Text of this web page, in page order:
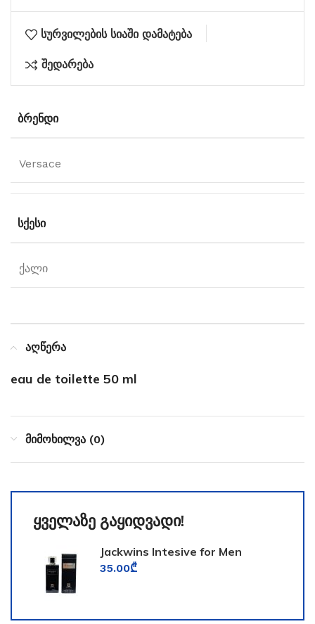
სურვილების სიაში დამატება
შედარება
ᲑᲠᲔᲜᲓᲘ
Versace
ᲡᲥᲔᲡᲘ
ქალი
აღწერა
eau de toilette 50 ml
მიმოხილვა (0)
ყველაზე გაყიდვადი!
Jackwins Intesive for Men
35.00₾